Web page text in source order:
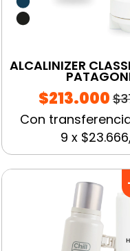
ALCALINIZER
$213.000
Con
9 x